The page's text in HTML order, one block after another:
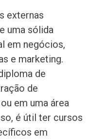
externas
uma sólida
em negócios,
e marketing.
de
de
em uma área
é útil ter cursos
em